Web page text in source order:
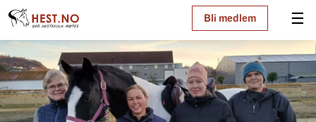
☰
Bli medlem